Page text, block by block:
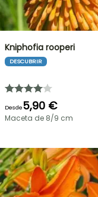
Kniphofia rooperi
DESCUBRIR
Desde5,90 €
Maceta de 8/9 cm